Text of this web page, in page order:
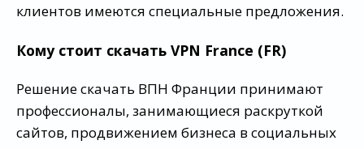
клиентов имеются специальные предложения.
Кому стоит скачать VPN France (FR)
Решение скачать ВПН Франции принимают
профессионалы, занимающиеся раскруткой
сайтов, продвижением бизнеса в социальных